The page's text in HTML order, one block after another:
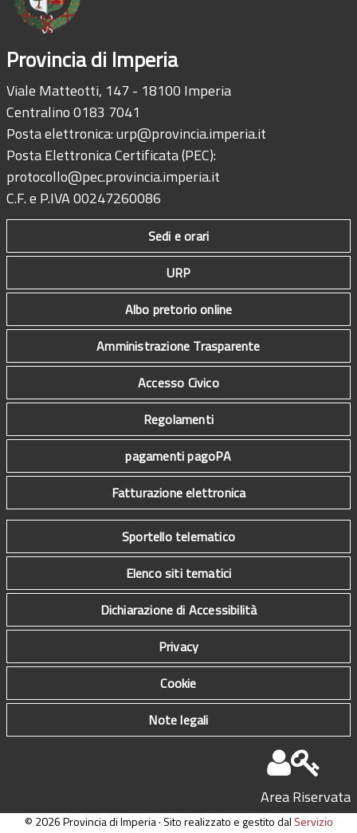
Provincia di Imperia
Viale Matteotti, 147 - 18100 Imperia
Centralino 0183 7041
Posta elettronica:urp@provincia.imperia.it
Posta Elettronica Certificata (PEC):
protocollo@pec.provincia.imperia.it
C.F. e P.IVA 00247260086
Sedi e orari
URP
Albo pretorio online
Amministrazione Trasparente
Accesso Civico
Regolamenti
pagamenti pagoPA
Fatturazione elettronica
Sportello telematico
Elenco siti tematici
Dichiarazione di Accessibilità
Privacy
Cookie
Note legali
Area Riservata
© 2026 Provincia di Imperia · Sito realizzato e gestito dal Servizio